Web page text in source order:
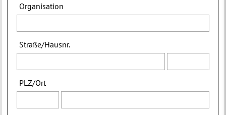
Organisation
Straße/Hausnr.
PLZ/Ort